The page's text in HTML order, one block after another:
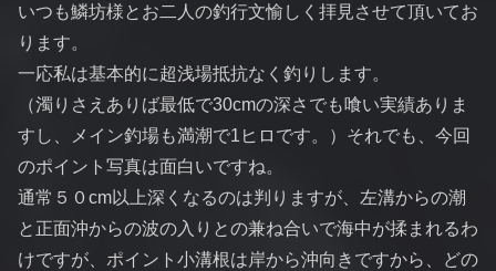
いつも鱗坊様とお二人の釣行文愉しく拝見させて頂いてお
ります。
一応私は基本的に超浅場抵抗なく釣りします。
（濁りさえありば最低で30cmの深さでも喰い実績ありま
すし、メイン釣場も満潮で1ヒロです。）それでも、今回
のポイント写真は面白いですね。
通常５０cm以上深くなるのは判りますが、左溝からの潮
と正面沖からの波の入りとの兼ね合いで海中が揉まれるわ
けですが、ポイント小溝根は岸から沖向きですから、どの